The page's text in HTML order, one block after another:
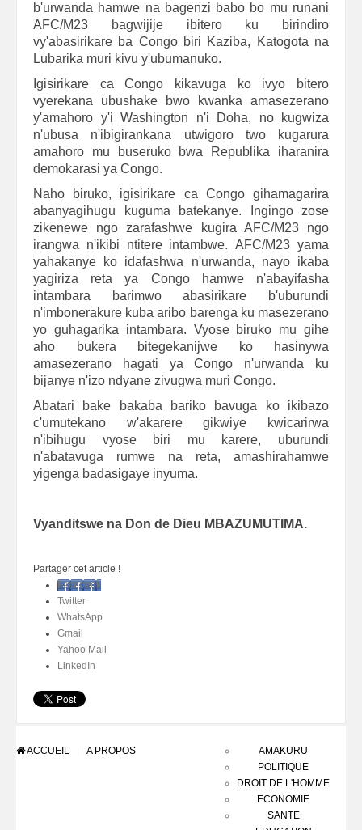
b'urwanda hamwe na bagenzi babo bo mu runani
AFC/M23 bagwijije ibitero ku birindiro
vy'abasirikare ba Congo biri Kaziba, Katogota na
Lubarika muri kivu y'ubumanuko.
Igisirikare ca Congo kikavuga ko ivyo bitero
vyerekana ubushake bwo kwanka amasezerano
y'amahoro y'i Washington n'i Doha, no kugwiza
n'ubusa n'ibigirankana utwigoro two kugarura
amahoro mu buseruko bwa Republika iharanira
demokarasi ya Congo.
Naho biruko, igisirikare ca Congo gihamagarira
abanyagihugu kuguma batekanye. Ingingo zose
zikenewe ngo zarafashwe kugira AFC/M23 ngo
irangwa n'ikibi ntitere intambwe.AFC/M23 yama
yahakanye ko idafashwa n'urwanda, nayo ikaba
yagiriza reta ya Congo hamwe n'abayifasha
intambara barimwo abasirikare b'uburundi
n'imbonerakure kuba aribo barenga ku masezerano
yo guhagarika intambara. Vyose biruko mu gihe
aho bukera bitegekanijwe ko hasinywa
amasezerano hagati ya Congo n'urwanda ku
bijanye n'izo ndyane zivugwa muri Congo.
Abatari bake bakaba bariko bavuga ko ikibazo
c'umutekano w'akarere gikwiye kwicarirwa
n'ibihugu vyose biri mu karere, uburundi
n'abatavuga rumwe na reta, amashirahamwe
yigenga badasigaye inyuma.
Vyanditswe na Don de Dieu MBAZUMUTIMA.
Partager cet article !
Facebook
Twitter
WhatsApp
Gmail
Yahoo Mail
LinkedIn
ACCUEIL A PROPOS
AMAKURU
POLITIQUE
DROIT DE L'HOMME
ECONOMIE
SANTE